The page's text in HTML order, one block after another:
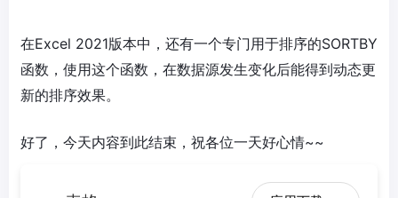
在Excel 2021版本中，还有一个专门用于排序的SORTBY
函数，使用这个函数，在数据源发生变化后能得到动态更
新的排序效果。
好了，今天内容到此结束，祝各位一天好心情~~